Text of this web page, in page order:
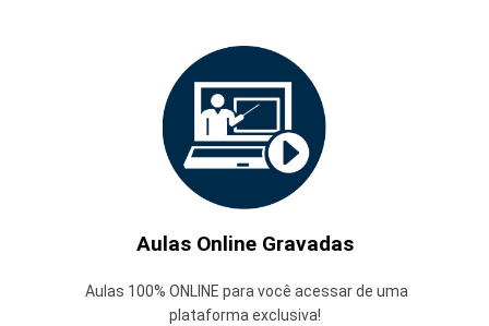
Aulas Online Gravadas
Aulas 100% ONLINE para você acessar de uma
plataforma exclusiva!